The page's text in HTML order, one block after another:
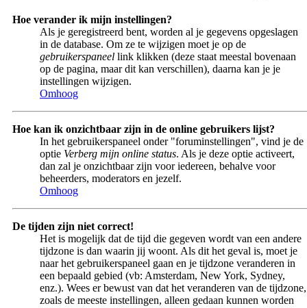
Hoe verander ik mijn instellingen?
Als je geregistreerd bent, worden al je gegevens opgeslagen
in de database. Om ze te wijzigen moet je op de
gebruikerspaneel link klikken (deze staat meestal bovenaan
op de pagina, maar dit kan verschillen), daarna kan je je
instellingen wijzigen.
Omhoog
Hoe kan ik onzichtbaar zijn in de online gebruikers lijst?
In het gebruikerspaneel onder "foruminstellingen", vind je de
optie Verberg mijn online status. Als je deze optie activeert,
dan zal je onzichtbaar zijn voor iedereen, behalve voor
beheerders, moderators en jezelf.
Omhoog
De tijden zijn niet correct!
Het is mogelijk dat de tijd die gegeven wordt van een andere
tijdzone is dan waarin jij woont. Als dit het geval is, moet je
naar het gebruikerspaneel gaan en je tijdzone veranderen in
een bepaald gebied (vb: Amsterdam, New York, Sydney,
enz.). Wees er bewust van dat het veranderen van de tijdzone,
zoals de meeste instellingen, alleen gedaan kunnen worden